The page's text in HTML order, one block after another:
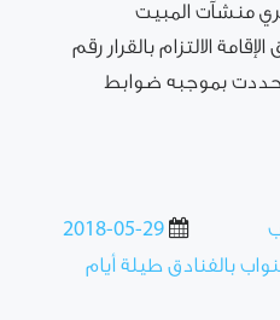
منشآت المبيت
الالتزام بالقرار رقم
الذي أصدرته عام 2017 وحددت بموجبه ضوابط
2018-05-29
50 بالمئة للنواب بالفنادق طيلة أيام